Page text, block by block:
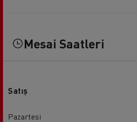
Mesai Saatleri
Satış
Pazartesi